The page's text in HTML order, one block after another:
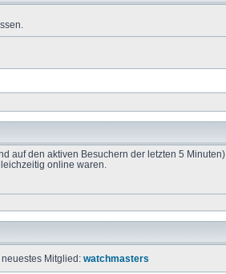
auf den aktiven Besuchern der letzten 5 Minuten)
online waren.
neuestes Mitglied: watchmasters